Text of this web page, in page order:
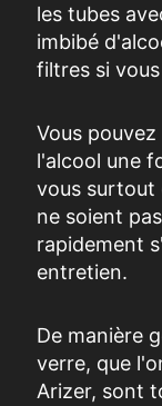
les tubes
imbibé
filtres si
Vous
l'alcool une
vous surtout
ne soient pas
rapidement
entretien.
De manière
verre, que
Arizer, sont